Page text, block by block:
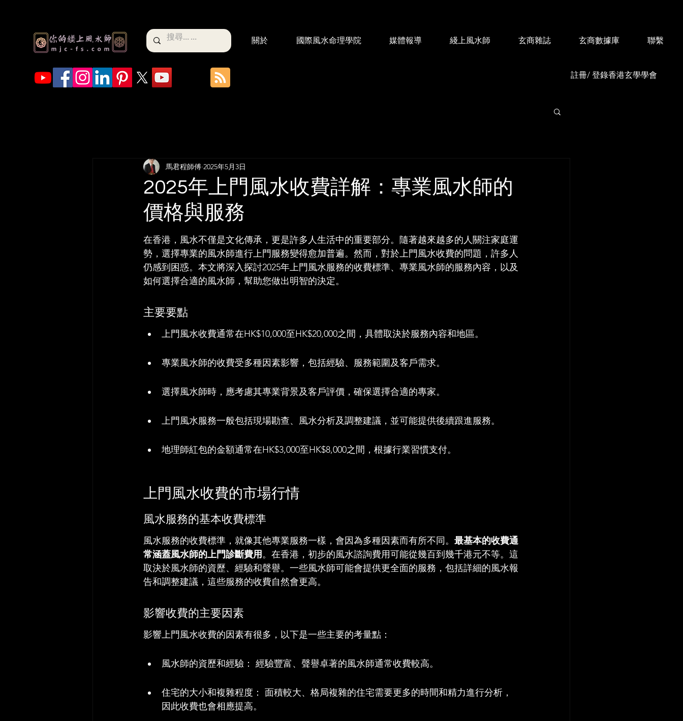
關於 國際風水命理學院 媒體報導 綫上風水師 玄商雜誌 玄商數據庫 聯繫
註冊/ 登錄香港玄學學會
2025年上門風水收費詳解：專業風水師的
價格與服務
馬君程師傅 2025年5月3日
在香港，風水不僅是文化傳承，更是許多人生活中的重要部分。隨著越來越多的人關注家庭運
勢，選擇專業的風水師進行上門服務變得愈加普遍。然而，對於上門風水收費的問題，許多人
仍感到困惑。本文將深入探討2025年上門風水服務的收費標準、專業風水師的服務內容，以及
如何選擇合適的風水師，幫助您做出明智的決定。
主要要點
上門風水收費通常在HK$10,000至HK$20,000之間，具體取決於服務內容和地區。
專業風水師的收費受多種因素影響，包括經驗、服務範圍及客戶需求。
選擇風水師時，應考慮其專業背景及客戶評價，確保選擇合適的專家。
上門風水服務一般包括現場勘查、風水分析及調整建議，並可能提供後續跟進服務。
地理師紅包的金額通常在HK$3,000至HK$8,000之間，根據行業習慣支付。
上門風水收費的市場行情
風水服務的基本收費標準
風水服務的收費標準，就像其他專業服務一樣，會因為多種因素而有所不同。 最基本的收費通
常涵蓋風水師的上門診斷費用。在香港，初步的風水諮詢費用可能從幾百到幾千港元不等。這
取決於風水師的資歷、經驗和聲譽。一些風水師可能會提供更全面的服務，包括詳細的風水報
告和調整建議，這些服務的收費自然會更高。
影響收費的主要因素
影響上門風水收費的因素有很多，以下是一些主要的考量點：
風水師的資歷和經驗： 經驗豐富、聲譽卓著的風水師通常收費較高。
住宅的大小和複雜程度： 面積較大、格局複雜的住宅需要更多的時間和精力進行分析，
因此收費也會相應提高。